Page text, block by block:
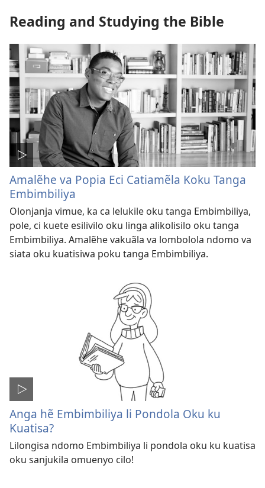
Reading and Studying the Bible
Amalẽhe va Popia Eci Catiamẽla Koku Tanga
Embimbiliya
Olonjanja vimue, ka ca lelukile oku tanga Embimbiliya,
pole, ci kuete esilivilo oku linga alikolisilo oku tanga
Embimbiliya. Amalẽhe vakuãla va lombolola ndomo va
siata oku kuatisiwa poku tanga Embimbiliya.
Anga hẽ Embimbiliya li Pondola Oku ku
Kuatisa?
Lilongisa ndomo Embimbiliya li pondola oku ku kuatisa
oku sanjukila omuenyo cilo!